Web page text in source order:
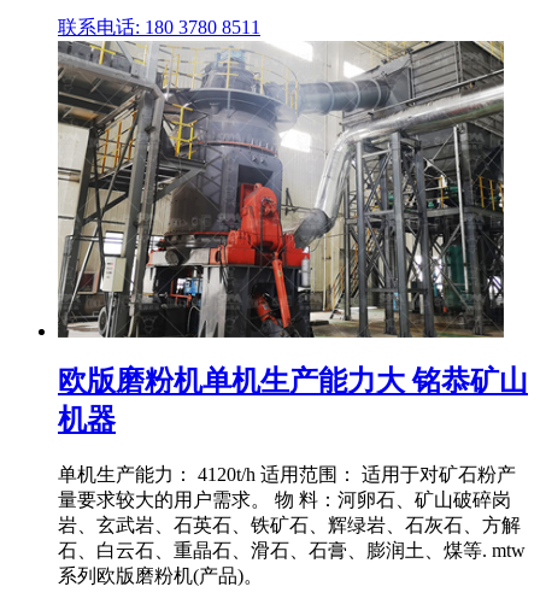
联系电话: 180 3780 8511
欧版磨粉机单机生产能力大 铭恭矿山
机器
单机生产能力： 4120t/h 适用范围： 适用于对矿石粉产
量要求较大的用户需求。 物 料：河卵石、矿山破碎岗
岩、玄武岩、石英石、铁矿石、辉绿岩、石灰石、方解
石、白云石、重晶石、滑石、石膏、膨润土、煤等. mtw
系列欧版磨粉机(产品)。